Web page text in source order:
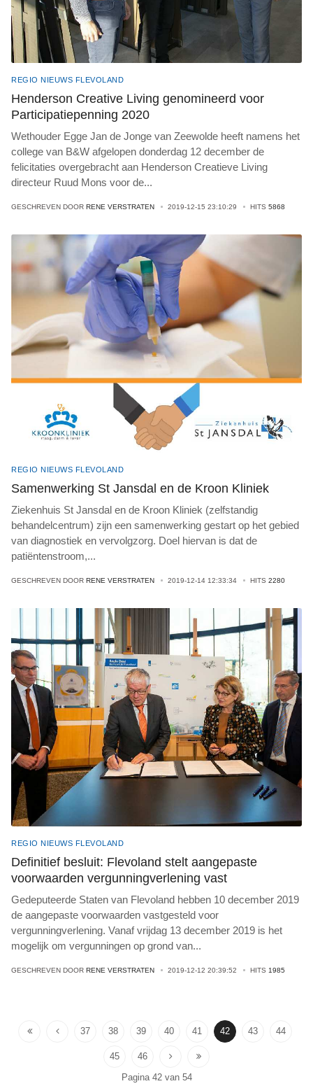
REGIO NIEUWS FLEVOLAND
Henderson Creative Living genomineerd voor
Participatiepenning 2020
Wethouder Egge Jan de Jonge van Zeewolde heeft namens het
college van B&W afgelopen donderdag 12 december de
felicitaties overgebracht aan Henderson Creatieve Living
directeur Ruud Mons voor de...
GESCHREVEN DOOR RENE VERSTRATEN 2019-12-15 23:10:29 HITS 5868
REGIO NIEUWS FLEVOLAND
Samenwerking St Jansdal en de Kroon Kliniek
Ziekenhuis St Jansdal en de Kroon Kliniek (zelfstandig
behandelcentrum) zijn een samenwerking gestart op het gebied
van diagnostiek en vervolgzorg. Doel hiervan is dat de
patiëntenstroom,...
GESCHREVEN DOOR RENE VERSTRATEN 2019-12-14 12:33:34 HITS 2280
REGIO NIEUWS FLEVOLAND
Definitief besluit: Flevoland stelt aangepaste
voorwaarden vergunningverlening vast
Gedeputeerde Staten van Flevoland hebben 10 december 2019
de aangepaste voorwaarden vastgesteld voor
vergunningverlening. Vanaf vrijdag 13 december 2019 is het
mogelijk om vergunningen op grond van...
GESCHREVEN DOOR RENE VERSTRATEN 2019-12-12 20:39:52 HITS 1985
37 38 39 40 41 42 43 44
45
46
Pagina 42 van 54